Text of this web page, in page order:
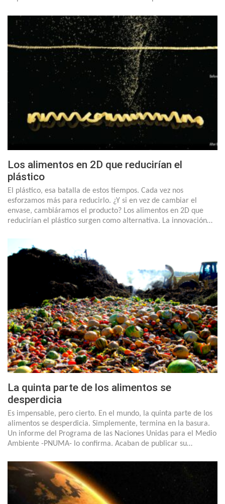
Los alimentos en 2D que reducirían el
plástico
El plástico, esa batalla de estos tiempos. Cada vez nos
esforzamos más para reducirlo. ¿Y si en vez de cambiar el
envase, cambiáramos el producto? Los alimentos en 2D que
reducirían el plástico surgen como alternativa. La innovación…
La quinta parte de los alimentos se
desperdicia
Es impensable, pero cierto. En el mundo, la quinta parte de los
alimentos se desperdicia. Simplemente, termina en la basura.
Un informe del Programa de las Naciones Unidas para el Medio
Ambiente -PNUMA- lo confirma. Acaban de publicar su…